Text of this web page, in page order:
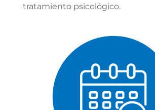
tratamiento psicológico.